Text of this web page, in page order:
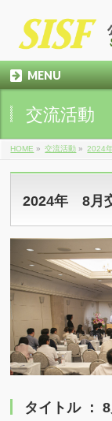
MENU
交流活動
HOME » 交流活動 » 2024
2024年 8月
タイトル ：